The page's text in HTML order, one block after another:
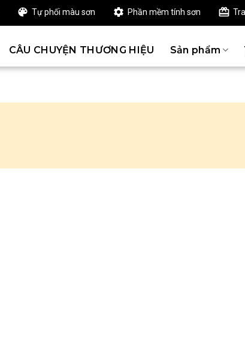
Tự phối màu sơn Phần mềm tính sơn
CÂU CHUYỆN THƯƠNG HIỆU Sản phẩm